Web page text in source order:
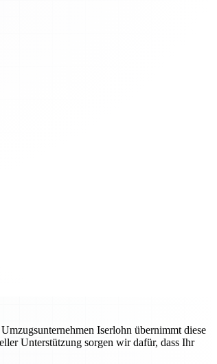
Iserlohn übernimmt diese
Unterstützung sorgen wir dafür, dass Ihr